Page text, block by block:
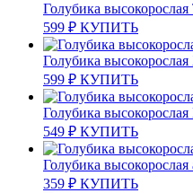
Голубика высокорослая
599 ₽ КУПИТЬ
Голубика
599 ₽ КУПИТЬ
Голубика
549 ₽ КУПИТЬ
Голубика
359 ₽ КУПИТЬ